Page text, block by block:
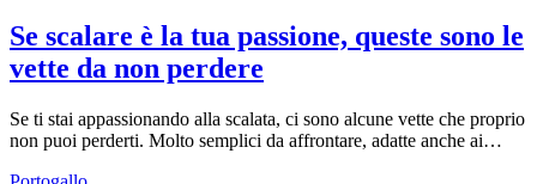
Se scalare è la tua passione, queste sono le
vette da non perdere
Se ti stai appassionando alla scalata, ci sono alcune vette che proprio
non puoi perderti. Molto semplici da affrontare, adatte anche ai…